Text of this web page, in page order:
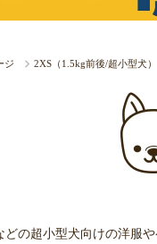
ジ 2XS（1.5kg前後/超小型犬）
どの超小型犬向けの洋服